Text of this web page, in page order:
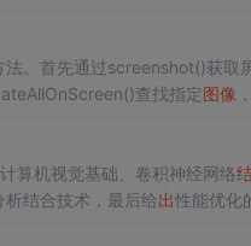
法。首先通过screenshot()获
查找指定图像
算机视觉基础、卷积神经网络
结合技术，最后给出性能优化